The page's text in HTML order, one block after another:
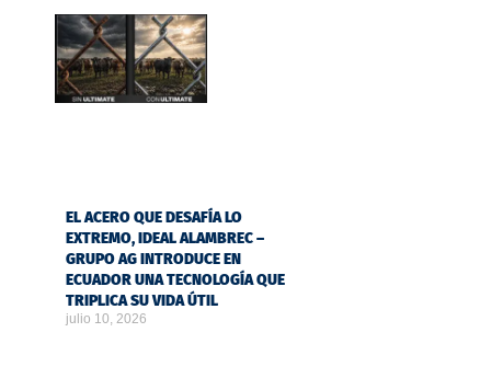
EL ACERO QUE DESAFÍA LO
EXTREMO, IDEAL ALAMBREC –
GRUPO AG INTRODUCE EN
ECUADOR UNA TECNOLOGÍA QUE
TRIPLICA SU VIDA ÚTIL
julio 10, 2026